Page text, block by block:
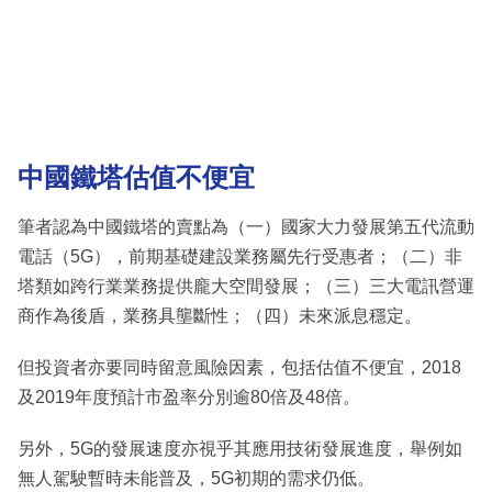
中國鐵塔估值不便宜
筆者認為中國鐵塔的賣點為（一）國家大力發展第五代流動
電話（5G），前期基礎建設業務屬先行受惠者；（二）非
塔類如跨行業業務提供龐大空間發展；（三）三大電訊營運
商作為後盾，業務具壟斷性；（四）未來派息穩定。
但投資者亦要同時留意風險因素，包括估值不便宜，2018
及2019年度預計市盈率分別逾80倍及48倍。
另外，5G的發展速度亦視乎其應用技術發展進度，舉例如
無人駕駛暫時未能普及，5G初期的需求仍低。